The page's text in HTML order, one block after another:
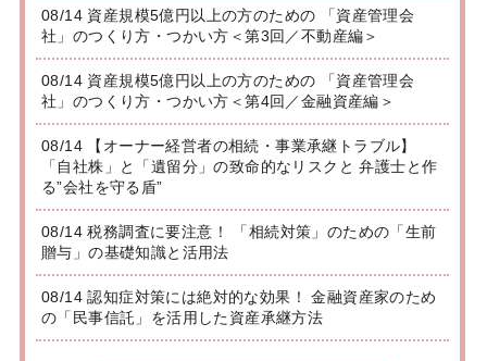
08/14 資産規模5億円以上の方のための 「資産管理会
社」のつくり方・つかい方＜第3回／不動産編＞
08/14 資産規模5億円以上の方のための 「資産管理会
社」のつくり方・つかい方＜第4回／金融資産編＞
08/14 【オーナー経営者の相続・事業承継トラブル】
「自社株」と「遺留分」の致命的なリスクと 弁護士と作
る”会社を守る盾”
08/14 税務調査に要注意！ 「相続対策」のための「生前
贈与」の基礎知識と活用法
08/14 認知症対策には絶対的な効果！ 金融資産家のため
の「民事信託」を活用した資産承継方法